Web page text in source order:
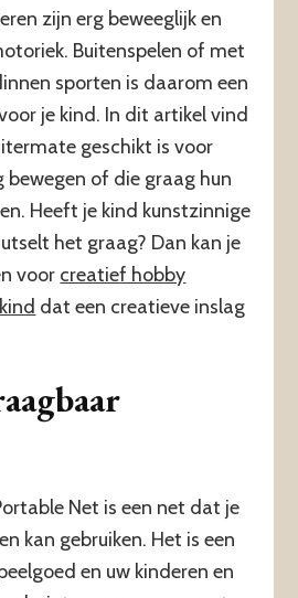
zijn erg beweeglijk en
Buitenspelen of met
sporten is daarom een
je kind. In dit artikel vind
geschikt is voor
bewegen of die graag hun
Heeft je kind kunstzinnige
het graag? Dan kan je
voor creatief hobby
dat een creatieve inslag
Net is een net dat je
kan gebruiken. Het is een
en uw kinderen en